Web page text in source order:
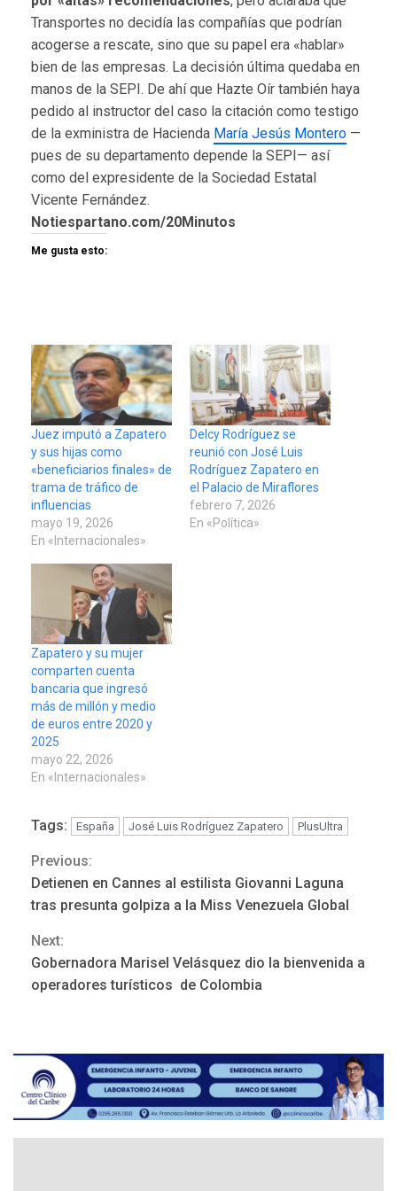
Transportes no decidía las compañías que podrían
acogerse a rescate, sino que su papel era «hablar»
bien de las empresas. La decisión última quedaba en
manos de la SEPI. De ahí que Hazte Oír también haya
pedido al instructor del caso la citación como testigo
de la exministra de Hacienda María Jesús Montero —
pues de su departamento depende la SEPI— así
como del expresidente de la Sociedad Estatal
Vicente Fernández.
Notiespartano.com/20Minutos
Me gusta esto:
Juez imputó a Zapatero
y sus hijas como
«beneficiarios finales» de
trama de tráfico de
influencias
mayo 19, 2026
En «Internacionales»
Delcy Rodríguez se
reunió con José Luis
Rodríguez Zapatero en
el Palacio de Miraflores
febrero 7, 2026
En «Política»
Zapatero y su mujer
comparten cuenta
bancaria que ingresó
más de millón y medio
de euros entre 2020 y
2025
mayo 22, 2026
En «Internacionales»
Tags: España José Luis Rodríguez Zapatero PlusUltra
Continue
Reading
Previous:
Detienen en Cannes al estilista Giovanni Laguna
tras presunta golpiza a la Miss Venezuela Global
Next:
Gobernadora Marisel Velásquez dio la bienvenida a
operadores turísticos de Colombia
3
ECONOMÍA
TITULARES
ÚLTIMA HORA
alcanzar 3 millones de bdp
4
nacionalización de
mercancías
NACIONALES
TITULARES